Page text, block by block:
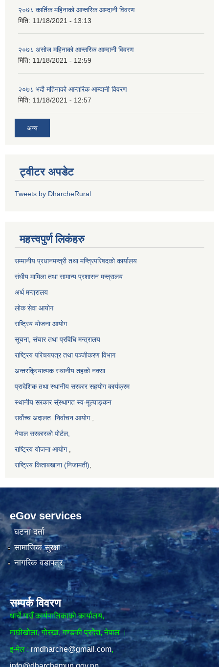
२०७८ कार्तिक महिनाको आन्तरिक आम्दानी विवरण
मिति: 11/18/2021 - 13:13
२०७८ असोज महिनाको आन्तरिक आम्दानी विवरण
मिति: 11/18/2021 - 12:59
२०७८ भदौ महिनाको आन्तरिक आम्दानी विवरण
मिति: 11/18/2021 - 12:57
अन्य
ट्वीटर अपडेट
Tweets by DharcheRural
महत्त्वपुर्ण लिकंहरु
सम्मानीय प्रधानमन्त्री तथा मन्त्रिपरिषदको कार्यालय
संघीय मामिला तथा सामान्य प्रशासन मन्त्रालय
अर्थ मन्त्रालय
लोक सेवा आयोग
राष्ट्रिय योजना आयोग
सूचना, संचार तथा प्रविधि मन्त्रालय
राष्ट्रिय परिचयपत्र तथा पञ्जीकरण विभाग
अन्तरक्रियात्मक स्थानीय तहको नक्सा
प्रादेशिक तथा स्थानीय सरकार सहयोग कार्यक्रम
स्थानीय सरकार स्ंस्थागत स्व-मूल्याङ्कन
सर्वोच्च अदालत निर्वाचन आयोग,
नेपाल सरकारको पोर्टल,
राष्ट्रिय योजना आयोग,
राष्ट्रिय किताबखाना (निजामती)
eGov services
घटना दर्ता
सामाजिक सुरक्षा
नागरिक वडापत्र
सम्पर्क विवरण
धार्चे गाउँ कार्यपालिकाको कार्यालय,
माछीखोला, गोरखा, गण्डकी प्रदेश, नेपाल ।
इ-मेल : rmdharche@gmail.com,